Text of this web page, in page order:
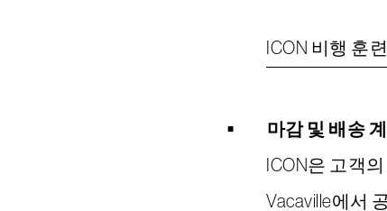
ICON 비행 훈련
마감 및 배송
ICON은 고객
Vacaville에서